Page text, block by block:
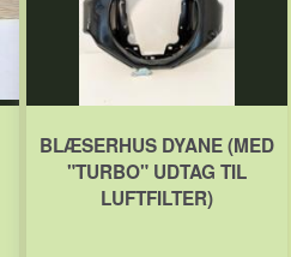
BLÆSERHUS DYANE (MED
"TURBO" UDTAG TIL
LUFTFILTER)